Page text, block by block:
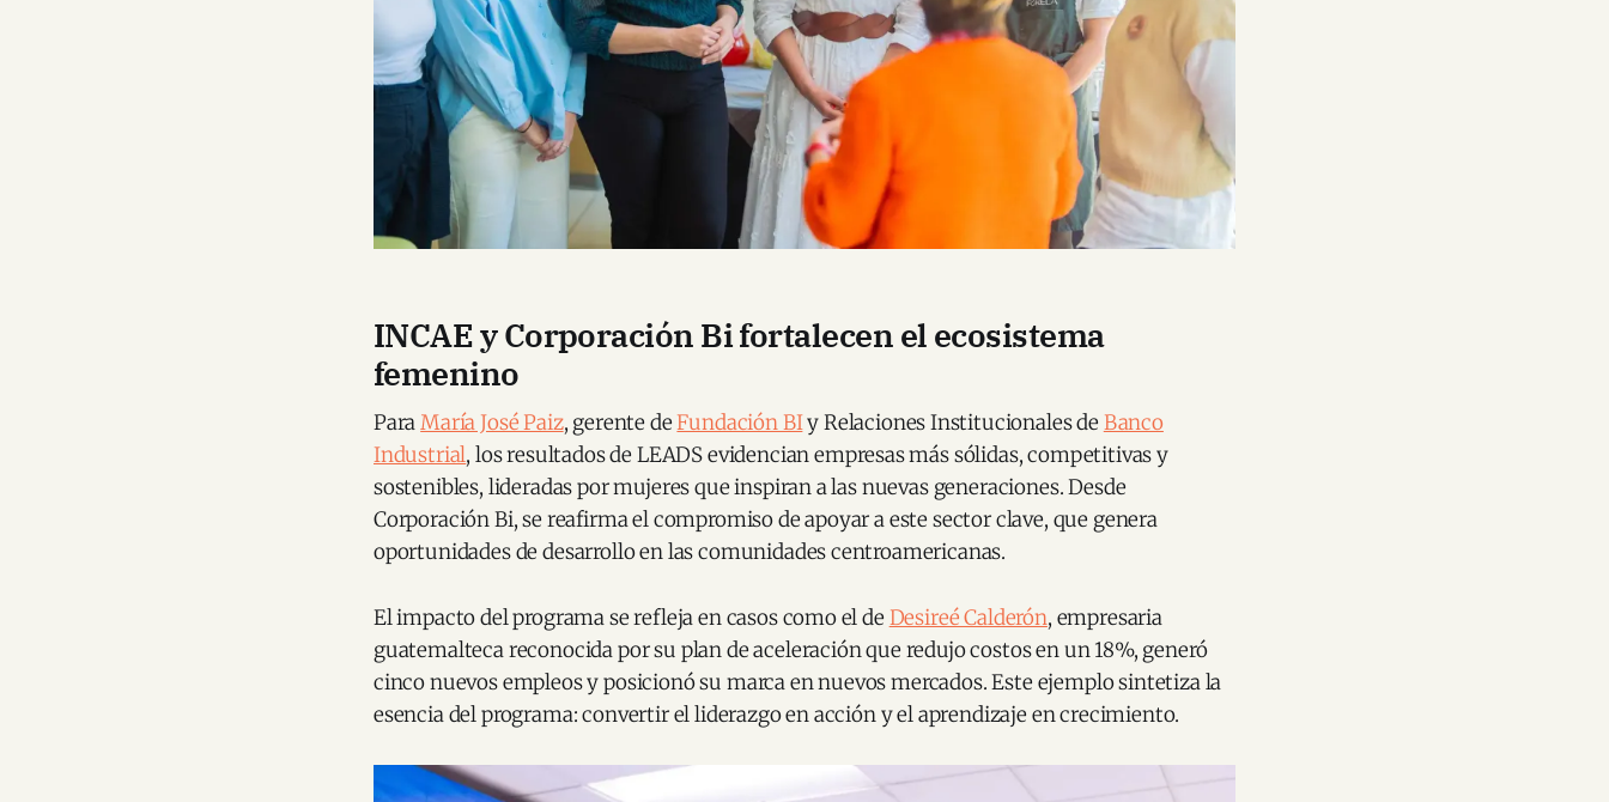
INCAE y Corporación Bi fortalecen el ecosistema
femenino
ParaMaría José Paiz, gerente deFundación BIy Relaciones Institucionales de Banco
Industrial, los resultados de LEADS evidencian empresas más sólidas, competitivas y
sostenibles, lideradas por mujeres que inspiran a las nuevas generaciones. Desde
Corporación Bi, se reafirma el compromiso de apoyar a este sector clave, que genera
oportunidades de desarrollo en las comunidades centroamericanas.
El impacto del programa se refleja en casos como el de Desireé Calderón, empresaria
guatemalteca reconocida por su plan de aceleración que redujo costos en un 18%, generó
cinco nuevos empleos y posicionó su marca en nuevos mercados. Este ejemplo sintetiza la
esencia del programa: convertir el liderazgo en acción y el aprendizaje en crecimiento.